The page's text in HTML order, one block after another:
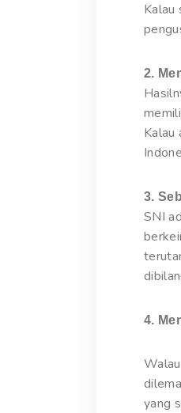
Kalau
2.
Kalau
3.
SNI
4.
yang